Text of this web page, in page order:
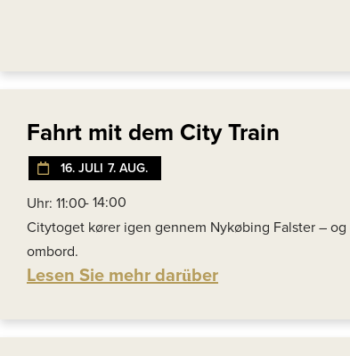
Fahrt mit dem City Train
16. JULI 7. AUG.
Uhr: 11:00- 14:00
Citytoget kører igen gennem Nykøbing Falster –
ombord.
Lesen Sie mehr darüber